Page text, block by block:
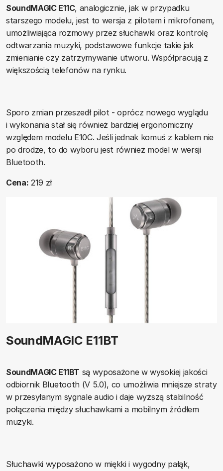
SoundMAGIC E11C, analogicznie, jak w przypadku
starszego modelu, jest to wersja z pilotem i mikrofonem,
umożliwiająca rozmowy przez słuchawki oraz kontrolę
odtwarzania muzyki, podstawowe funkcje takie jak
zmienianie czy zatrzymywanie utworu. Współpracują z
większością telefonów na rynku.
Sporo zmian przeszedł pilot - oprócz nowego wyglądu
i wykonania stał się również bardziej ergonomiczny
względem modelu E10C. Jeśli jednak komuś z kablem nie
po drodze, to do wyboru jest również model w wersji
Bluetooth.
Cena: 219 zł
SoundMAGIC E11BT
SoundMAGIC E11BT są wyposażone w wysokiej jakości
odbiornik Bluetooth (V 5.0), co umożliwia mniejsze straty
w przesyłanym sygnale audio i daje wyższą stabilność
połączenia między słuchawkami a mobilnym źródłem
muzyki.
Słuchawki wyposażono w miękki i wygodny pałąk,